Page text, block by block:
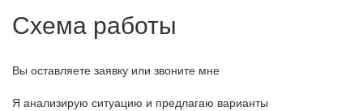
Схема работы
Вы оставляете заявку или звоните мне
Я анализирую ситуацию и предлагаю варианты